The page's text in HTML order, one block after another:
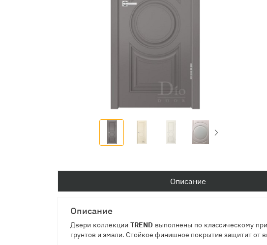
Описание
Описание
Двери коллекции TREND выполнены по классическому
грунтов и эмали. Стойкое финишное покрытие защитит от